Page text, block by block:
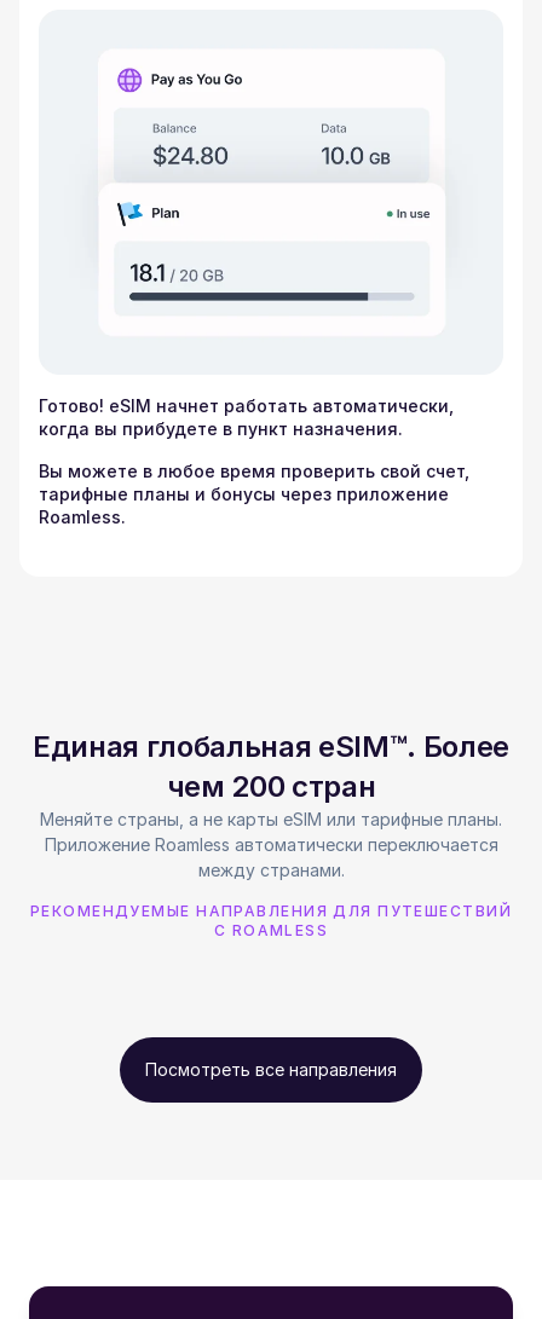
Готово! eSIM начнет работать автоматически,
когда вы прибудете в пункт назначения.
Вы можете в любое время проверить свой счет,
тарифные планы и бонусы через приложение
Roamless.
Единая глобальная eSIM™. Более
чем 200 стран
Меняйте страны, а не карты eSIM или тарифные планы.
Приложение Roamless автоматически переключается
между странами.
РЕКОМЕНДУЕМЫЕ НАПРАВЛЕНИЯ ДЛЯ ПУТЕШЕСТВИЙ
С ROAMLESS
Посмотреть все направления